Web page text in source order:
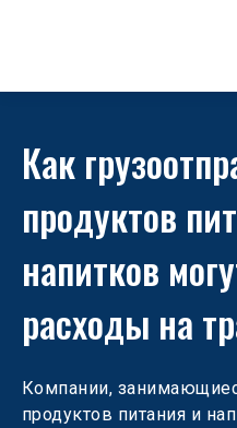
Как
продуктов
напитков
расходы на
Компании,
продуктов питания и